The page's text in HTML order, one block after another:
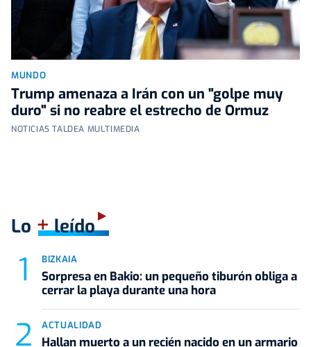
MUNDO
Trump amenaza a Irán con un "golpe muy
duro" si no reabre el estrecho de Ormuz
NOTICIAS TALDEA MULTIMEDIA
Lo +leído
BIZKAIA
Sorpresa en Bakio: un pequeño tiburón obliga a
cerrar la playa durante una hora
ACTUALIDAD
Hallan muerto a un recién nacido en un armario